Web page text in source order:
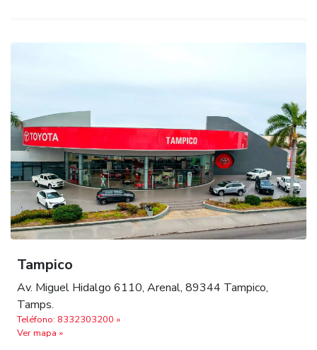
Tampico
Av. Miguel Hidalgo 6110, Arenal, 89344 Tampico,
Tamps.
Teléfono: 8332303200 »
Ver mapa »